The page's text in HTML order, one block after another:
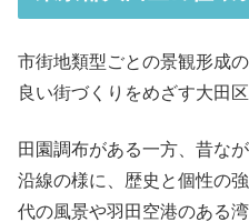
市街地類型ごとの景観形成
良い街づくりをめざす大田区
田園調布がある一方、昔な
沿線の様に、歴史と個性の
代の風景や羽田空港のある